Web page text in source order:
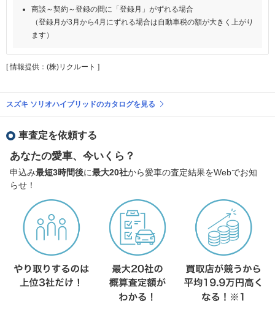
商談～契約～登録の間に「登録月」がずれる場合
（登録月が3月から4月にずれる場合は自動車税の額が大きく上がり
ます）
[ 情報提供：(株)リクルート ]
スズキ ソリオハイブリッドのカタログを見る
車査定を依頼する
あなたの愛車、今いくら？
申込み最短3時間後に最大20社から愛車の査定結果をWebでお知
らせ！